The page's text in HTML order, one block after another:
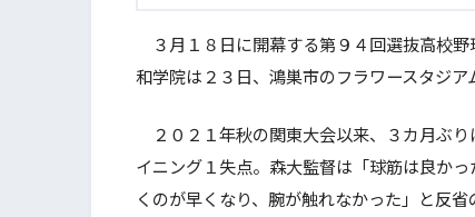
３月１８日に開幕する第９４回選抜高校
和学院は２３日、鴻巣市のフラワースタジア
２０２１年秋の関東大会以来、３カ月ぶ
イニング１失点。森大監督は「球筋は良か
くのが早くなり、腕が触れなかった」と反